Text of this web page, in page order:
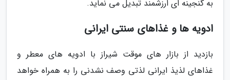
به گنجینه ای ارزشمند تبدیل می نماید.
ادویه ها و غذاهای سنتی ایرانی
بازدید از بازار های موقت شیراز با ادویه های معطر و
غذاهای لذیذ ایرانی لذتی وصف نشدنی را به همراه خواهد